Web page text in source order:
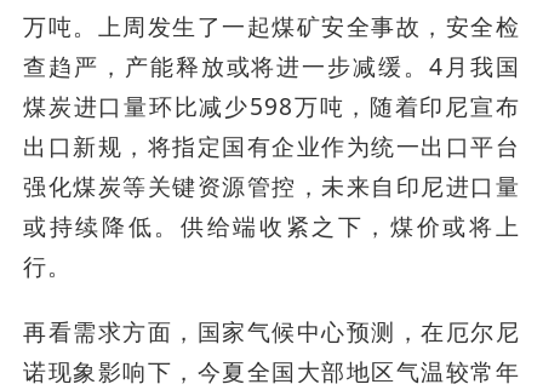
万吨。上周发生了一起煤矿安全事故，安全检
查趋严，产能释放或将进一步减缓。4月我国
煤炭进口量环比减少598万吨，随着印尼宣布
出口新规，将指定国有企业作为统一出口平台
强化煤炭等关键资源管控，未来自印尼进口量
或持续降低。供给端收紧之下，煤价或将上
行。
再看需求方面，国家气候中心预测，在厄尔尼
诺现象影响下，今夏全国大部地区气温较常年